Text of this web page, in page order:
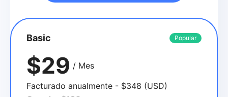
Basic Popular
$29 / Mes
Facturado anualmente - $348 (USD)